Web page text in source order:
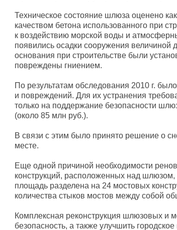
Техническое состояние шлюза оценено
качеством бетона использованного при
к воздействию морской воды и
появились осадки сооружения величиной
основания при строительстве были
повреждены гниением.
По результатам обследования 2010 г.
и повреждений. Для их устранения
только на поддержание безопасности
(около 85 млн руб.).
В связи с этим было принято решение о
месте.
Еще одной причиной необходимости
конструкций, расположенных над шлюзом,
площадь разделена на 24 мостовых
количества стыков мостов между собой
Комплексная реконструкция шлюзовых и
безопасность, а также улучшить